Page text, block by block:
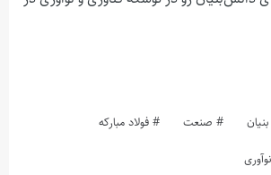
صنعت فولاد مبارکه
نوآوری